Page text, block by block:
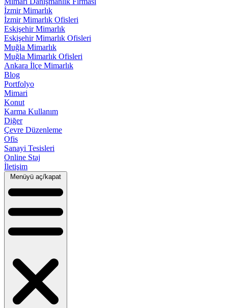
İzmir Mimarlık
İzmir Mimarlık Ofisleri
Eskişehir Mimarlık
Eskişehir Mimarlık Ofisleri
Muğla Mimarlık
Muğla Mimarlık Ofisleri
Ankara İlçe Mimarlık
Blog
Portfolyo
Mimari
Konut
Karma Kullanım
Diğer
Çevre Düzenleme
Ofis
Sanayi Tesisleri
Online Staj
İletişim
Menüyü aç/kapat